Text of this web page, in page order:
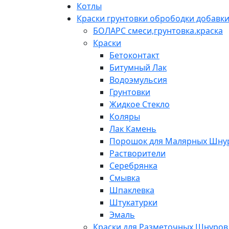
Котлы
Краски грунтовки обрободки добавки
БОЛАРС смеси,грунтовка.краска
Краски
Бетоконтакт
Битумный Лак
Водоэмульсия
Грунтовки
Жидкое Стекло
Коляры
Лак Камень
Порошок для Малярных
Растворители
Серебрянка
Смывка
Шпаклевка
Штукатурки
Эмаль